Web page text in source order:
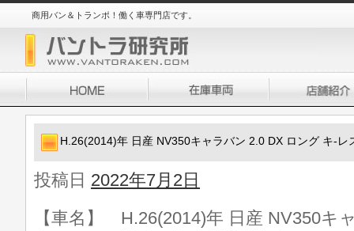
商用バン＆トランポ！働く車専門店です。
H.26(2014)年 日産 NV350キャラバン 2.0 DX ロング キ-レ
投稿日 2022年7月2日
【車名】 H.26(2014)年 日産 NV350キ